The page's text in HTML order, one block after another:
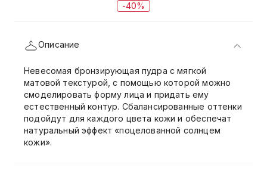
-40%
Описание
Невесомая бронзирующая пудра с мягкой
матовой текстурой, с помощью которой можно
смоделировать форму лица и придать ему
естественный контур. Сбалансированные оттенки
подойдут для каждого цвета кожи и обеспечат
натуральный эффект «поцелованной солнцем
кожи».